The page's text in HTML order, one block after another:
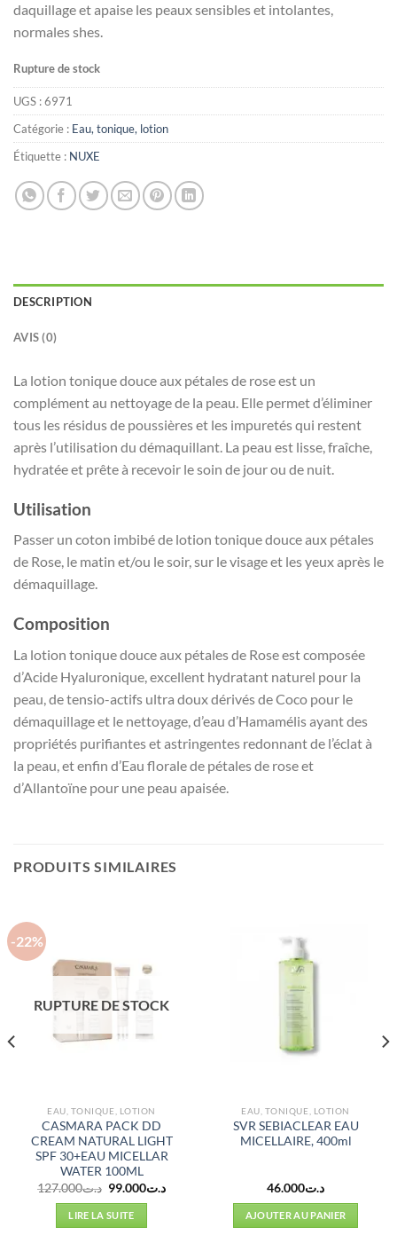
daquillage et apaise les peaux sensibles et intolantes,
normales shes.
Rupture de stock
UGS :6971
Catégorie : Eau, tonique, lotion
Étiquette : NUXE
DESCRIPTION
AVIS (0)
La lotion tonique douce aux pétales de rose est un
complément au nettoyage de la peau. Elle permet d’éliminer
tous les résidus de poussières et les impuretés qui restent
après l’utilisation du démaquillant. La peau est lisse, fraîche,
hydratée et prête à recevoir le soin de jour ou de nuit.
Utilisation
Passer un coton imbibé de lotion tonique douce aux pétales
de Rose, le matin et/ou le soir, sur le visage et les yeux après le
démaquillage.
Composition
La lotion tonique douce aux pétales de Rose est composée
d’Acide Hyaluronique, excellent hydratant naturel pour la
peau, de tensio-actifs ultra doux dérivés de Coco pour le
démaquillage et le nettoyage, d’eau d’Hamamélis ayant des
propriétés purifiantes et astringentes redonnant de l’éclat à
la peau, et enfin d’Eau florale de pétales de rose et
d’Allantoïne pour une peau apaisée.
PRODUITS SIMILAIRES
-22%
RUPTURE DE STOCK
EAU, TONIQUE, LOTION
CASMARA PACK DD
CREAM NATURAL LIGHT
SPF 30+EAU MICELLAR
WATER 100ML
د.ت127.000
Le
initial
était :
د.ت99.000
Le
LIRE LA SUITE
EAU, TONIQUE, LOTION
SVR SEBIACLEAR EAU
MICELLAIRE, 400ml
د.ت46.000
AJOUTER AU PANIER